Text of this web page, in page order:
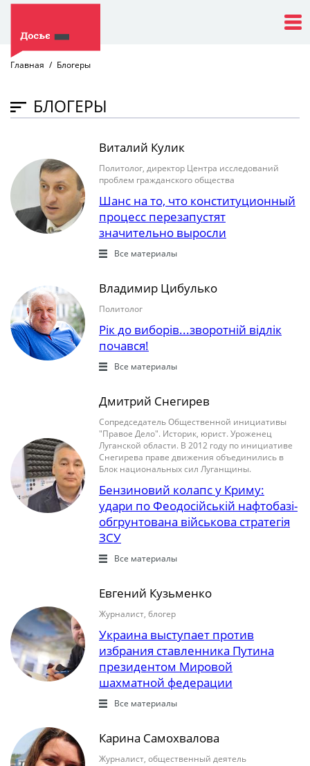
Главная Блогеры
БЛОГЕРЫ
Виталий Кулик
Политолог, директор Центра исследований
проблем гражданского общества
Шанс на то, что конституционный
процесс перезапустят
значительно выросли
Все материалы
Владимир Цибулько
Политолог
Рік до виборів...зворотній відлік
почався!
Все материалы
Дмитрий Снегирев
Сопредседатель Общественной инициативы
"Правое Дело". Историк, юрист. Уроженец
Луганской области. В 2012 году по инициативе
Снегирева праве движения объединились в
Блок национальных сил Луганщины.
Бензиновий колапс у Криму:
удари по Феодосійській нафтобазі-
обгрунтована військова стратегія
ЗСУ
Все материалы
Евгений Кузьменко
Журналист, блогер
Украина выступает против
избрания ставленника Путина
президентом Мировой
шахматной федерации
Все материалы
Карина Самохвалова
Журналист, общественный деятель